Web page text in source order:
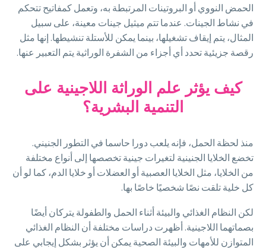
الحمض النووي أو البروتينات المرتبطة به، وتعمل كمفاتيح تتحكم
في نشاط الجينات. عندما تتم ميثيل جينات معينة، على سبيل
المثال، يتم إيقاف تشغيلها، بينما يمكن للأستلة تنشيطها. إنها مثل
رقصة جزيئية تحدد أي أجزاء من الشفرة الوراثية يتم التعبير عنها.
كيف يؤثر علم الوراثة اللاجينية على
التنمية البشرية؟
منذ لحظة الحمل، فإنه يلعب دورا حاسما في التطور الجنيني.
تخضع الخلايا الجنينية لتغيرات جينية تخصصها إلى أنواع مختلفة
من الخلايا، مثل الخلايا العصبية أو العضلات أو خلايا الدم، كما لو أن
كل خلية تلقت نصًا شخصيًا خاصًا بها.
لكن النظام الغذائي والبيئة أثناء الحمل والطفولة يتركان أيضًا
بصماتهما اللاجينية. أظهرت دراسات مختلفة أن النظام الغذائي
المتوازن للأمهات والبيئة الصحية يمكن أن يؤثر بشكل إيجابي على